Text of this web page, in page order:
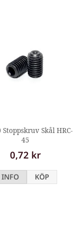
Stoppskruv Skål HRC-
45
0,72 kr
INFO KÖP